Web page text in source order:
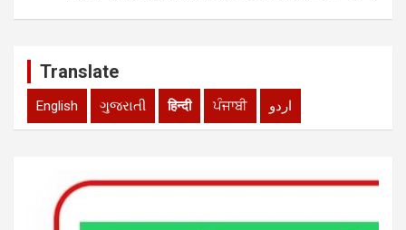
Translate
English ગુજરાતી हिन्दी ਪੰਜਾਬੀ اردو